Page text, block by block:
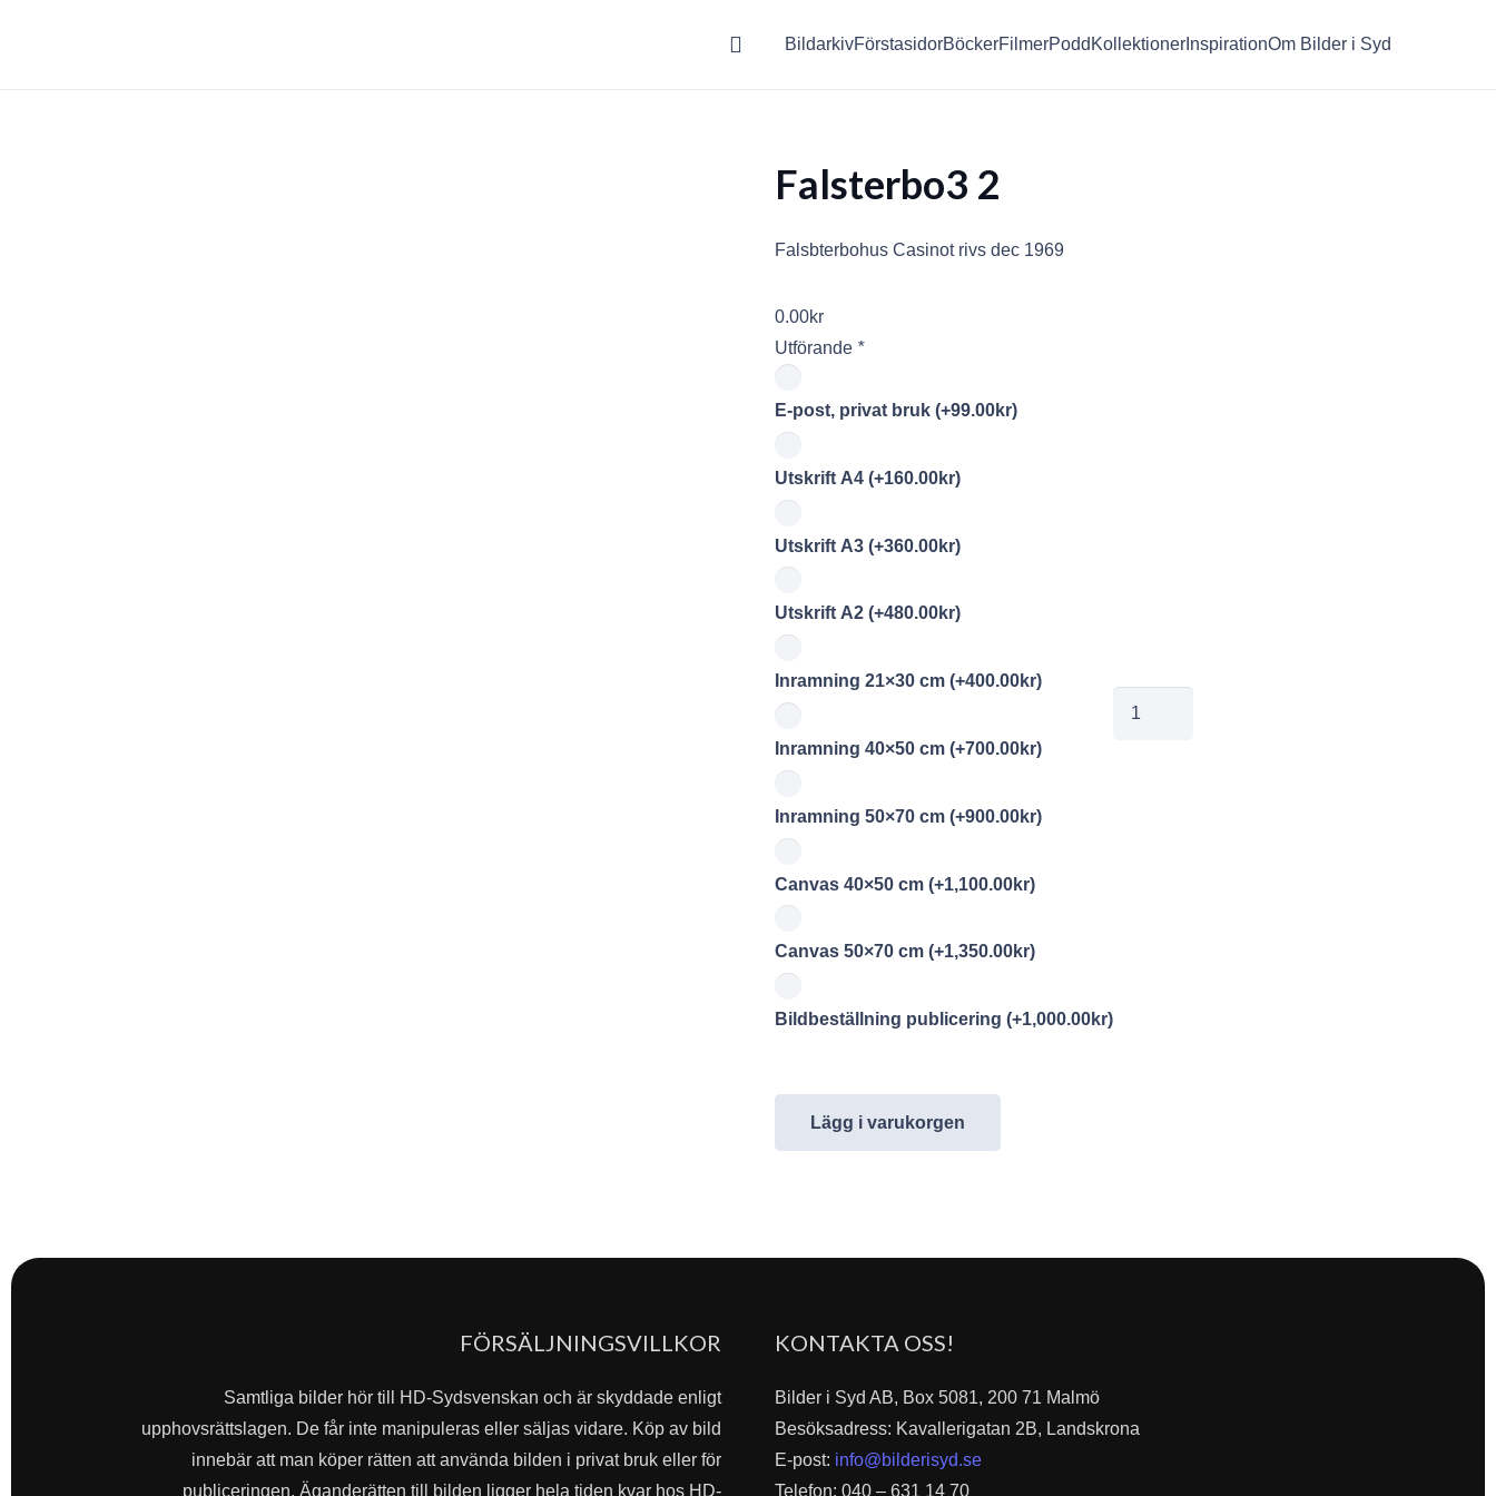
BildarkivFörstasidorBöckerFilmerPodd Kollektioner InspirationOm Bilder i Syd
Falsterbo3 2
Falsbterbohus Casinot rivs dec 1969
0.00kr
Utförande *
E-post, privat bruk (+99.00kr)
Utskrift A4 (+160.00kr)
Utskrift A3 (+360.00kr)
Utskrift A2 (+480.00kr)
Inramning 21×30 cm (+400.00kr)
Inramning 40×50 cm (+700.00kr)
Inramning 50×70 cm (+900.00kr)
Canvas 40×50 cm (+1,100.00kr)
Canvas 50×70 cm (+1,350.00kr)
Bildbeställning publicering (+1,000.00kr)
Lägg i varukorgen
FÖRSÄLJNINGSVILLKOR
Samtliga bilder hör till HD-Sydsvenskan och är skyddade enligt
upphovsrättslagen. De får inte manipuleras eller säljas vidare. Köp av bild
innebär att man köper rätten att använda bilden i privat bruk eller för
publiceringen. Äganderätten till bilden ligger hela tiden kvar hos HD-
KONTAKTA OSS!
Bilder i Syd AB, Box 5081, 200 71 Malmö
Besöksadress: Kavallerigatan 2B, Landskrona
E-post: info@bilderisyd.se
Telefon: 040 – 631 14 70